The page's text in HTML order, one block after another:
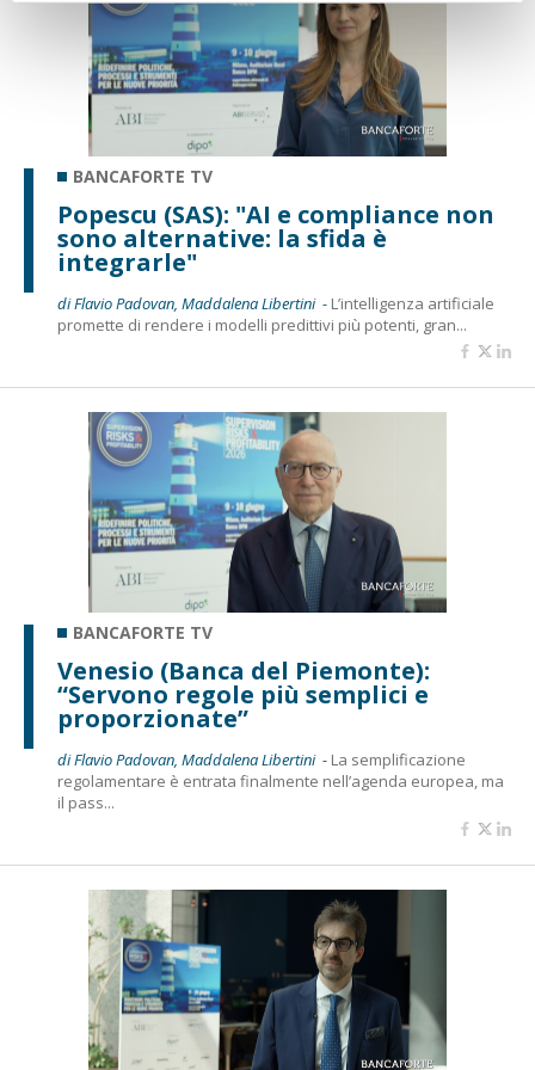
BANCAFORTE TV
Popescu (SAS): "AI e compliance non
sono alternative: la sfida è
integrarle"
di Flavio Padovan, Maddalena Libertini - L’intelligenza artificiale
promette di rendere i modelli predittivi più potenti, gran...
BANCAFORTE TV
Venesio (Banca del Piemonte):
“Servono regole più semplici e
proporzionate”
di Flavio Padovan, Maddalena Libertini - La semplificazione
regolamentare è entrata finalmente nell’agenda europea, ma
il pass...